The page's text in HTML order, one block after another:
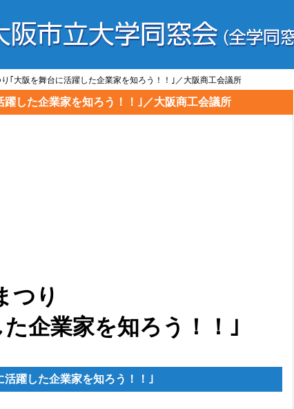
｢大阪を舞台に活躍した企業家を知ろう！！｣／大阪商工会議所
した企業家を知ろう！！｣／大阪商工会議所
つり
企業家を知ろう！！｣
活躍した企業家を知ろう！！｣